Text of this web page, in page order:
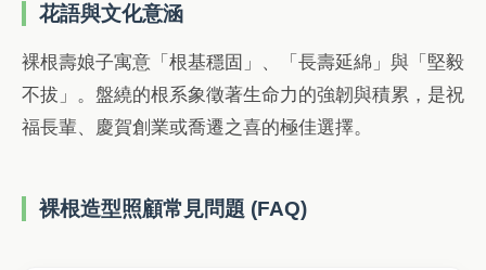
花語與文化意涵
裸根壽娘子寓意「根基穩固」、「長壽延綿」與「堅毅
不拔」。盤繞的根系象徵著生命力的強韌與積累，是祝
福長輩、慶賀創業或喬遷之喜的極佳選擇。
裸根造型照顧常見問題 (FAQ)